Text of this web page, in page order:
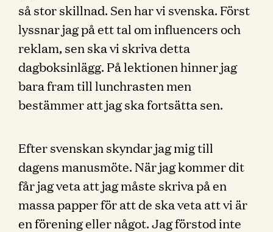
så stor skillnad. Sen har vi svenska. Först
lyssnar jag på ett tal om influencers och
reklam, sen ska vi skriva detta
dagboksinlägg. På lektionen hinner jag
bara fram till lunchrasten men
bestämmer att jag ska fortsätta sen.
Efter svenskan skyndar jag mig till
dagens manusmöte. När jag kommer dit
får jag veta att jag måste skriva på en
massa papper för att de ska veta att vi är
en förening eller något. Jag förstod inte